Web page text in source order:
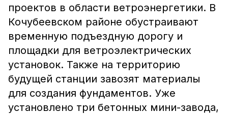
проектов в области ветроэнергетики. В
Кочубеевском районе обустраивают
временную подъездную дорогу и
площадки для ветроэлектрических
установок. Также на территорию
будущей станции завозят материалы
для создания фундаментов. Уже
установлено три бетонных мини-завода,